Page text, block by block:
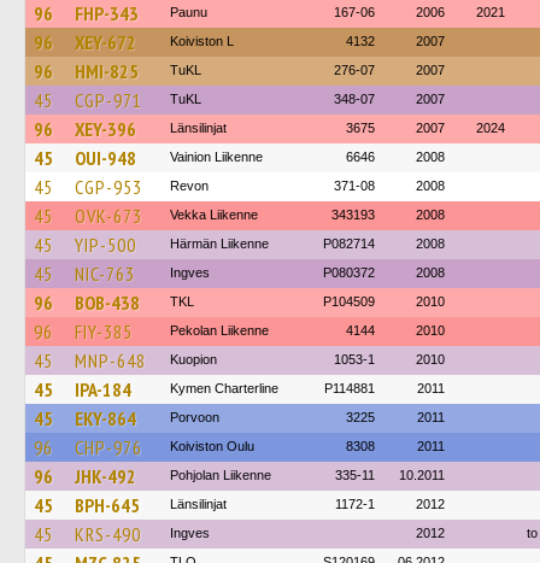
96 FHP-343 Paunu 167-06 2006 2021
96 XEY-672 Koiviston L 4132 2007
96 HMI-825 TuKL 276-07 2007
45 CGP-971 TuKL 348-07 2007
96 XEY-396 Länsilinjat 3675 2007 2024
45 OUI-948 Vainion Liikenne 6646 2008
45 CGP-953 Revon 371-08 2008
45 OVK-673 Vekka Liikenne 343193 2008
45 YIP-500 Härmän Liikenne P082714 2008
45 NIC-763 Ingves P080372 2008
96 BOB-438 TKL P104509 2010
96 FIY-385 Pekolan Liikenne 4144 2010
45 MNP-648 Kuopion 1053-1 2010
45 IPA-184 Kymen Charterline P114881 2011
45 EKY-864 Porvoon 3225 2011
96 CHP-976 Koiviston Oulu 8308 2011
96 JHK-492 Pohjolan Liikenne 335-11 10.2011
45 BPH-645 Länsilinjat 1172-1 2012
45 KRS-490 Ingves 2012 to